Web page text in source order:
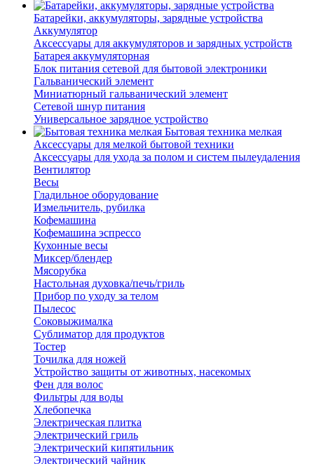
Батарейки, аккумуляторы, зарядные устройства
Аккумулятор
Аксессуары для аккумуляторов и зарядных устройств
Батарея аккумуляторная
Блок питания сетевой для бытовой электроники
Гальванический элемент
Миниатюрный гальванический элемент
Сетевой шнур питания
Универсальное зарядное устройство
Бытовая техника мелкая
Аксессуары для мелкой бытовой техники
Аксессуары для ухода за полом и систем пылеудаления
Вентилятор
Весы
Гладильное оборудование
Измельчитель, рубилка
Кофемашина
Кофемашина эспрессо
Кухонные весы
Миксер/блендер
Мясорубка
Настольная духовка/печь/гриль
Прибор по уходу за телом
Пылесос
Соковыжималка
Сублиматор для продуктов
Тостер
Точилка для ножей
Устройство защиты от животных, насекомых
Фен для волос
Фильтры для воды
Хлебопечка
Электрическая плитка
Электрический гриль
Электрический кипятильник
Электрический чайник